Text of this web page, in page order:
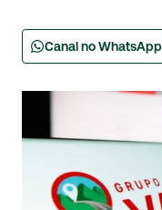
Canal no WhatsApp